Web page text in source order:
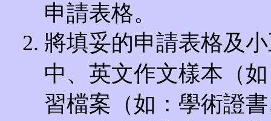
申請表格。
將填妥的申請表格及
中、英文作文樣本（
習檔案（如：學術證